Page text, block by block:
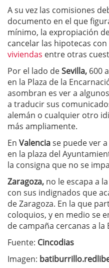
A su vez las comisiones
documento en el que
mínimo, la expropiación
cancelar las hipotecas
viviendas entre otras
Por el lado deSevilla, 600
en la Plaza de la
asombran es ver a
a traducir sus
alemán o cualquier otro
más ampliamente.
En Valenciase puede ver
en la plaza del
la consigna que no se
Zaragoza, no le escapa a
con sus indignados que
de Zaragoza. En la que
coloquios, y en medio se
de campaña cercanas a la
Fuente: Cincodias
Imagen: